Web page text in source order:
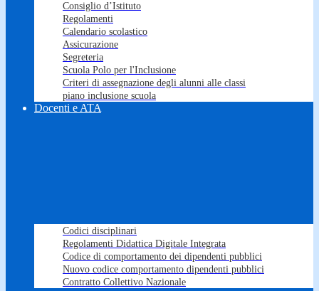
Consiglio d’Istituto
Regolamenti
Calendario scolastico
Assicurazione
Segreteria
Scuola Polo per l'Inclusione
Criteri di assegnazione degli alunni alle classi
piano inclusione scuola
Docenti e ATA
Codici disciplinari
Regolamenti Didattica Digitale Integrata
Codice di comportamento dei dipendenti pubblici
Nuovo codice comportamento dipendenti pubblici
Contratto Collettivo Nazionale